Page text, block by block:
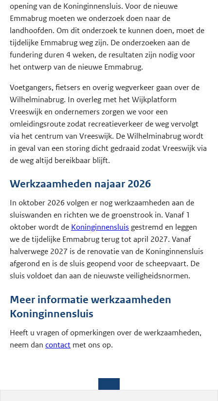
opening van de Koninginnensluis. Voor de nieuwe
Emmabrug moeten we onderzoek doen naar de
landhoofden. Om dit onderzoek te kunnen doen, moet de
tijdelijke Emmabrug weg zijn. De onderzoeken aan de
fundering duren 4 weken, de resultaten zijn nodig voor
het ontwerp van de nieuwe Emmabrug.
Voetgangers, fietsers en overig wegverkeer gaan over de
Wilhelminabrug. In overleg met het Wijkplatform
Vreeswijk en ondernemers zorgen we voor een
omleidingsroute zodat recreatieverkeer de weg vervolgt
via het centrum van Vreeswijk. De Wilhelminabrug wordt
in geval van een storing dicht gedraaid zodat Vreeswijk via
de weg altijd bereikbaar blijft.
Werkzaamheden najaar 2026
In oktober 2026 volgen er nog werkzaamheden aan de
sluiswanden en richten we de groenstrook in. Vanaf 1
oktober wordt de Koninginnensluisgestremd en leggen
we de tijdelijke Emmabrug terug tot april 2027. Vanaf
halverwege 2027 is de renovatie van de Koninginnensluis
afgerond en is de sluis geopend voor de scheepvaart. De
sluis voldoet dan aan de nieuwste veiligheidsnormen.
Meer informatie werkzaamheden
Koninginnensluis
Heeft u vragen of opmerkingen over de werkzaamheden,
neem dancontact met ons op.